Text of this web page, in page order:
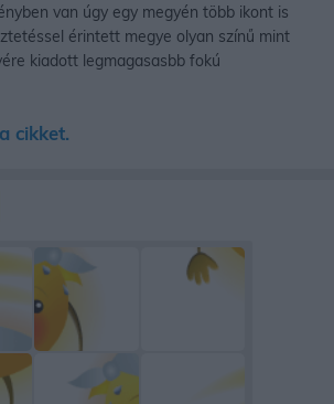
van úgy egy megyén több ikont is
érintett megye olyan színű mint
kiadott legmagasasbb fokú
cikket.